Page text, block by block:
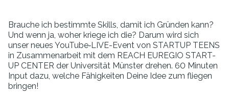
Brauche ich bestimmte Skills, damit ich Gründen kann?
Und wenn ja, woher kriege ich die? Darum wird sich
unser neues YouTube‑LIVE-Event von STARTUP TEENS
in Zusammenarbeit mit dem REACH EUREGIO START-
UP CENTER der Universität Münster drehen. 60 Minuten
Input dazu, welche Fähigkeiten Deine Idee zum fliegen
bringen!